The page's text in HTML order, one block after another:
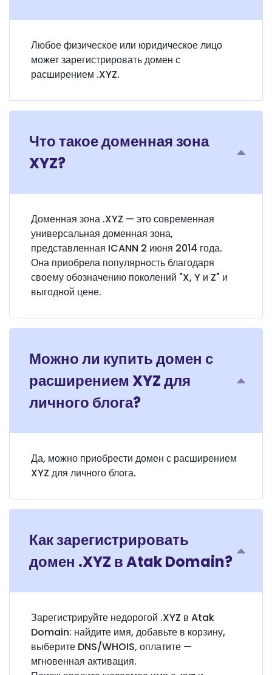
Любое физическое или юридическое лицо
может зарегистрировать домен с
расширением .XYZ.
Что такое доменная зона
XYZ?
Доменная зона .XYZ — это современная
универсальная доменная зона,
представленная ICANN 2 июня 2014 года.
Она приобрела популярность благодаря
своему обозначению поколений "X, Y и Z" и
выгодной цене.
Можно ли купить домен с
расширением XYZ для
личного блога?
Да, можно приобрести домен с расширением
XYZ для личного блога.
Как зарегистрировать
домен .XYZ в Atak Domain?
Зарегистрируйте недорогой .XYZ в Atak
Domain: найдите имя, добавьте в корзину,
выберите DNS/WHOIS, оплатите —
мгновенная активация.